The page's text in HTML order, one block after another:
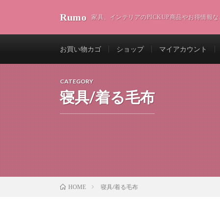
Rumo 家具、インテリアのPICKUP商品やお得情報な
お買い物カゴ ショップ マイアカウント
CATEGORY
寝具/着る毛布
HOME 寝具/着る毛布